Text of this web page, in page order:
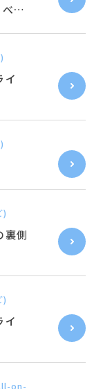
き
イ
)
裏側
)
イ
on-